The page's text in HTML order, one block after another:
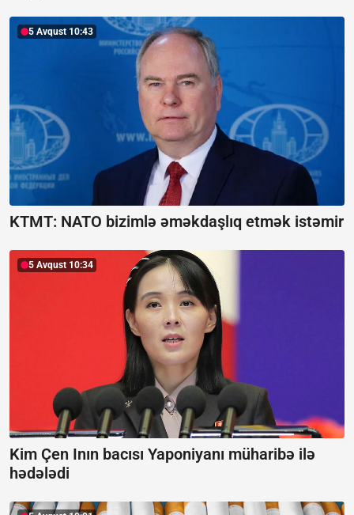
5 Avqust 10:43
KTMT: NATO bizimlə əməkdaşlıq etmək istəmir
5 Avqust 10:34
Kim Çen Inın bacısı Yaponiyanı müharibə ilə
hədələdi